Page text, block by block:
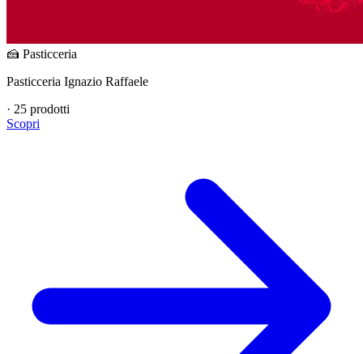
🍰 Pasticceria
Pasticceria Ignazio Raffaele
· 25 prodotti
Scopri